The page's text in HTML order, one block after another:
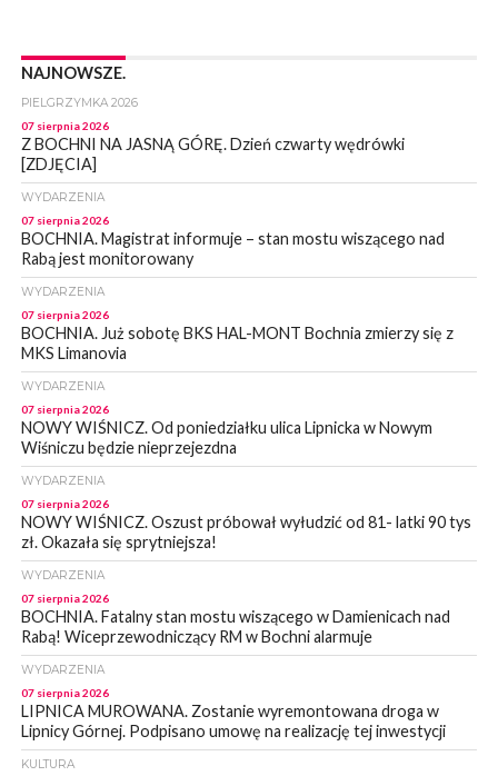
NAJNOWSZE.
PIELGRZYMKA 2026
07 sierpnia 2026
Z BOCHNI NA JASNĄ GÓRĘ. Dzień czwarty wędrówki
[ZDJĘCIA]
WYDARZENIA
07 sierpnia 2026
BOCHNIA. Magistrat informuje – stan mostu wiszącego nad
Rabą jest monitorowany
WYDARZENIA
07 sierpnia 2026
BOCHNIA. Już sobotę BKS HAL-MONT Bochnia zmierzy się z
MKS Limanovia
WYDARZENIA
07 sierpnia 2026
NOWY WIŚNICZ. Od poniedziałku ulica Lipnicka w Nowym
Wiśniczu będzie nieprzejezdna
WYDARZENIA
07 sierpnia 2026
NOWY WIŚNICZ. Oszust próbował wyłudzić od 81- latki 90 tys
zł. Okazała się sprytniejsza!
WYDARZENIA
07 sierpnia 2026
BOCHNIA. Fatalny stan mostu wiszącego w Damienicach nad
Rabą! Wiceprzewodniczący RM w Bochni alarmuje
WYDARZENIA
07 sierpnia 2026
LIPNICA MUROWANA. Zostanie wyremontowana droga w
Lipnicy Górnej. Podpisano umowę na realizację tej inwestycji
KULTURA